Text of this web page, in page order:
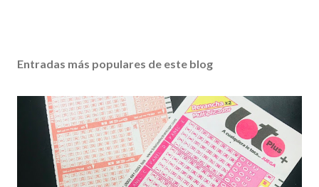
Entradas más populares de este blog